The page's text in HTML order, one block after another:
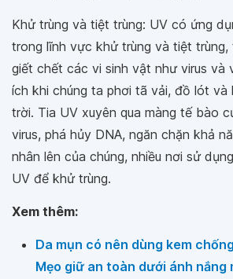
Khử trùng và tiệt trùng: UV có ứng
trong lĩnh vực khử trùng và tiệt
giết chết các vi sinh vật như virus và
ích khi chúng ta phơi tã vải, đồ lót và
trời. Tia UV xuyên qua màng tế bào
virus, phá hủy DNA, ngăn chặn khả
nhân lên của chúng, nhiều nơi sử
UV để khử trùng.
Xem thêm:
Da mụn có nên dùng kem
Mẹo giữ an toàn dưới ánh nắng